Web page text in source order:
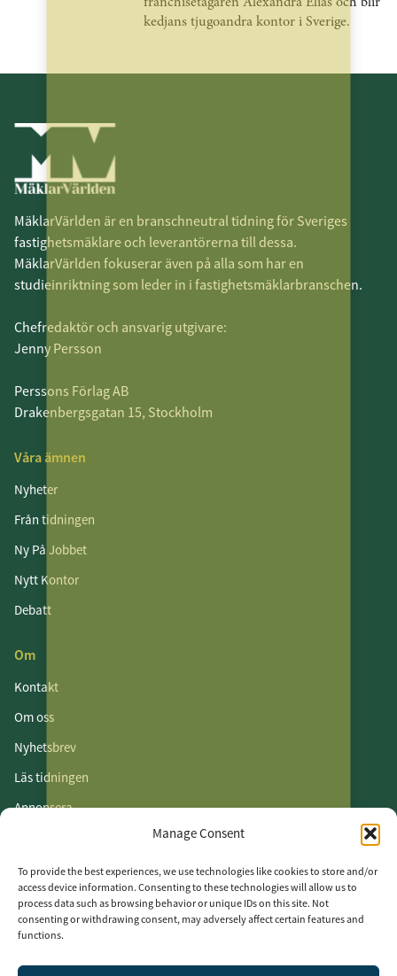
Manage Consent
To provide the best experiences, we use technologies like cookies to store and/or
access device information. Consenting to these technologies will allow us to
process data such as browsing behavior or unique IDs on this site. Not
consenting or withdrawing consent, may adversely affect certain features and
functions.
kedjans tjugoandra kontor i Sverige.
MäklarVärlden är en branschneutral tidning för Sveriges
fastighetsmäklare och leverantörerna till dessa.
MäklarVärlden fokuserar även på alla som har en
studieinriktning som leder in i fastighetsmäklarbranschen.
Chefredaktör och ansvarig utgivare:
Jenny Persson
Perssons Förlag AB
Drakenbergsgatan 15, Stockholm
Våra ämnen
Nyheter
Från tidningen
Ny På Jobbet
Nytt Kontor
Debatt
Om
Kontakt
Om oss
Nyhetsbrev
Läs tidningen
Annonsera
Vår integritetspolicy
Följ oss
LinkedIn